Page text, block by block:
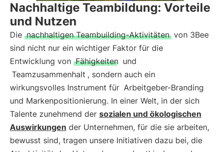
Nachhaltige Teambildung: Vorteile
und Nutzen
Die nachhaltigen Teambuilding-Aktivitäten von 3Bee
sind nicht nur ein wichtiger Faktor für die
Entwicklung von Fähigkeiten und
Teamzusammenhalt , sondern auch ein
wirkungsvolles Instrument für Arbeitgeber-Branding
und Markenpositionierung. In einer Welt, in der sich
Talente zunehmend der sozialen und ökologischen
Auswirkungen der Unternehmen, für die sie arbeiten,
bewusst sind, tragen unsere Initiativen dazu bei, die